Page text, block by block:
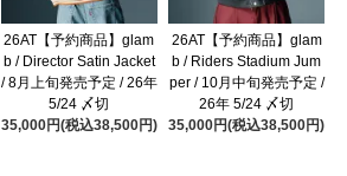
26AT【予約商品】glam
b / Director Satin Jacket
/ 8月上旬発売予定 / 26年
5/24 〆切
35,000円(税込38,500円)
26AT【予約商品】glam
b / Riders Stadium Jum
per / 10月中旬発売予定 /
26年 5/24 〆切
35,000円(税込38,500円)